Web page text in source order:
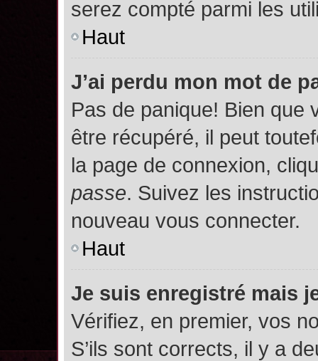
serez compté parmi les
Haut
J’ai perdu mon mot de
Pas de panique! Bien que
être récupéré, il peut
la page de connexion,
passe. Suivez les
nouveau vous connecter.
Haut
Je suis enregistré mais
Vérifiez, en premier, vos
S’ils sont corrects, il y a